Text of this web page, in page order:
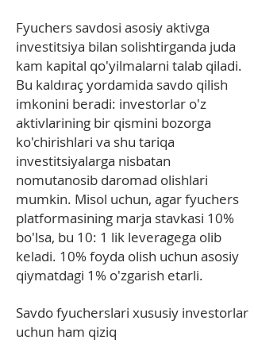
Fyuchers savdosi asosiy aktivga
investitsiya bilan solishtirganda juda
kam kapital qo'yilmalarni talab qiladi.
Bu kaldıraç yordamida savdo qilish
imkonini beradi: investorlar o'z
aktivlarining bir qismini bozorga
ko'chirishlari va shu tariqa
investitsiyalarga nisbatan
nomutanosib daromad olishlari
mumkin. Misol uchun, agar fyuchers
platformasining marja stavkasi 10%
bo'lsa, bu 10: 1 lik leveragega olib
keladi. 10% foyda olish uchun asosiy
qiymatdagi 1% o'zgarish etarli.
Savdo fyucherslari xususiy investorlar
uchun ham qiziq